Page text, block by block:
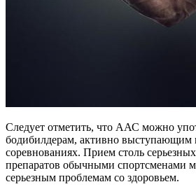
Следует отметить, что ААС можно
бодибилдерам, активно выступающим
соревнованиях. Прием столь
препаратов обычными спортсменами
серьезным проблемам со здоровьем.